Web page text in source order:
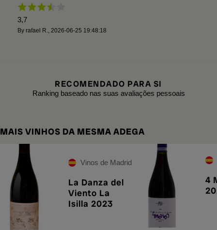
3,7
By rafael R. 2026-06-25 19:48:18
RECOMENDADO PARA SI
Ranking baseado nas suas avaliações pessoais
MAIS VINHOS DA MESMA ADEGA
Vinos de Madrid
La Danza del
Viento La
Isilla 2023
4